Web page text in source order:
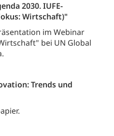
2030. IUFE-
Wirtschaft)"
im Webinar
bei UN Global
Trends und